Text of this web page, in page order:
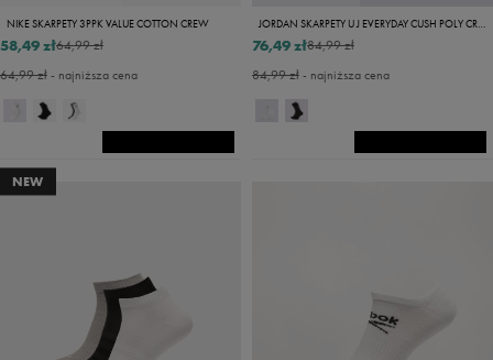
NIKE SKARPETY 3PPK VALUE COTTON CREW
64,99 zł
58,49 zł
64,99 zł- najniższa cena
JORDAN SKARPETY U J EVERYDAY CUSH POLY CREW 3PR
84,99 zł
76,49 zł
84,99 zł- najniższa cena
NEW